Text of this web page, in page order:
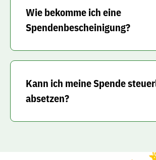
Wie bekomme ich eine
Spendenbescheinigung?
Kann ich meine Spende
absetzen?